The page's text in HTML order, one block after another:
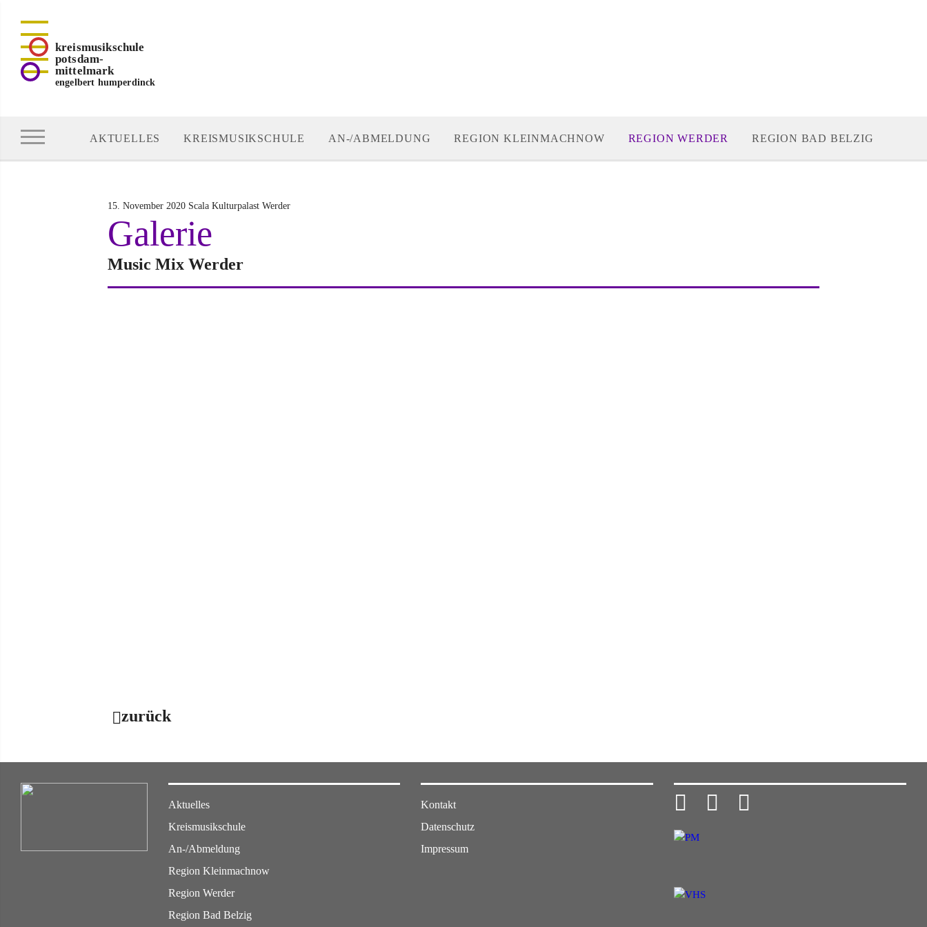
kreismusikschule
potsdam-
mittelmark
engelbert humperdinck
AKTUELLES KREISMUSIKSCHULE AN-/ABMELDUNG REGION KLEINMACHNOW REGION WERDER REGION BAD BELZIG
15. November 2020 Scala Kulturpalast Werder
Galerie
Music Mix Werder
zurück
Aktuelles
Kreismusikschule
An-/Abmeldung
Region Kleinmachnow
Region Werder
Region Bad Belzig
Kontakt
Datenschutz
Impressum
  